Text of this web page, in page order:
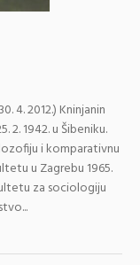
4. 2012.) Kninjanin
2. 1942. u Šibeniku.
i komparativnu
u Zagrebu 1965.
za sociologiju